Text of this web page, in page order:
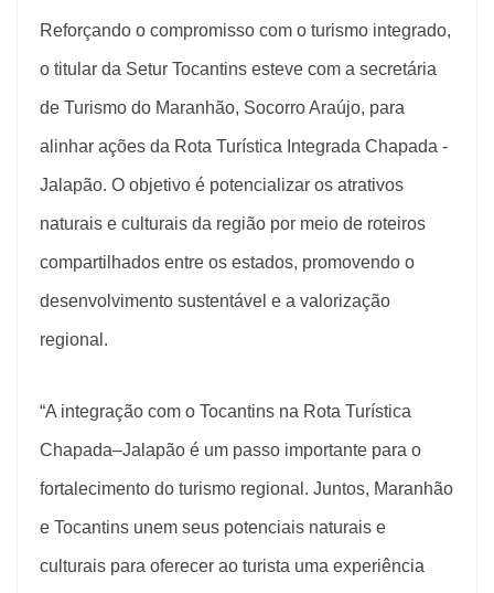
Reforçando o compromisso com o turismo integrado,
o titular da Setur Tocantins esteve com a secretária
de Turismo do Maranhão, Socorro Araújo, para
alinhar ações da Rota Turística Integrada Chapada -
Jalapão. O objetivo é potencializar os atrativos
naturais e culturais da região por meio de roteiros
compartilhados entre os estados, promovendo o
desenvolvimento sustentável e a valorização
regional.
“A integração com o Tocantins na Rota Turística
Chapada–Jalapão é um passo importante para o
fortalecimento do turismo regional. Juntos, Maranhão
e Tocantins unem seus potenciais naturais e
culturais para oferecer ao turista uma experiência